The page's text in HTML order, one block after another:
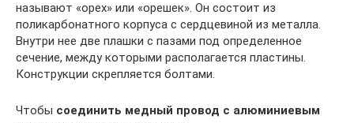
называют «орех» или «орешек». Он состоит из
поликарбонатного корпуса с сердцевиной из металла.
Внутри нее две плашки с пазами под определенное
сечение, между которыми располагается пластины.
Конструкции скрепляется болтами.
Чтобы соединить медный провод с алюминиевым